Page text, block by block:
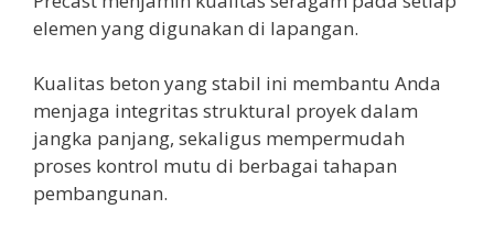
elemen yang digunakan di lapangan.
Kualitas beton yang stabil ini membantu Anda
menjaga integritas struktural proyek dalam
jangka panjang, sekaligus mempermudah
proses kontrol mutu di berbagai tahapan
pembangunan.